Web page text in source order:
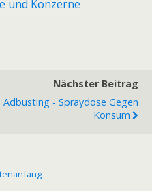
und Konzerne
Nächster Beitrag
Adbusting - Spraydose Gegen
Konsum